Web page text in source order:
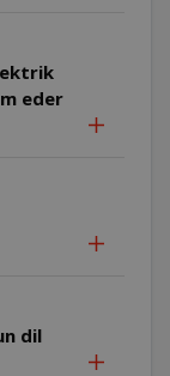
dil